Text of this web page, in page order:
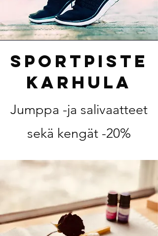
Sportpiste
Karhula
Jumppa -ja salivaatteet
sekä kengät -20%